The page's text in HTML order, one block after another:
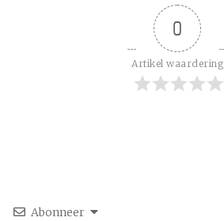
0
Artikel waardering
Abonneer